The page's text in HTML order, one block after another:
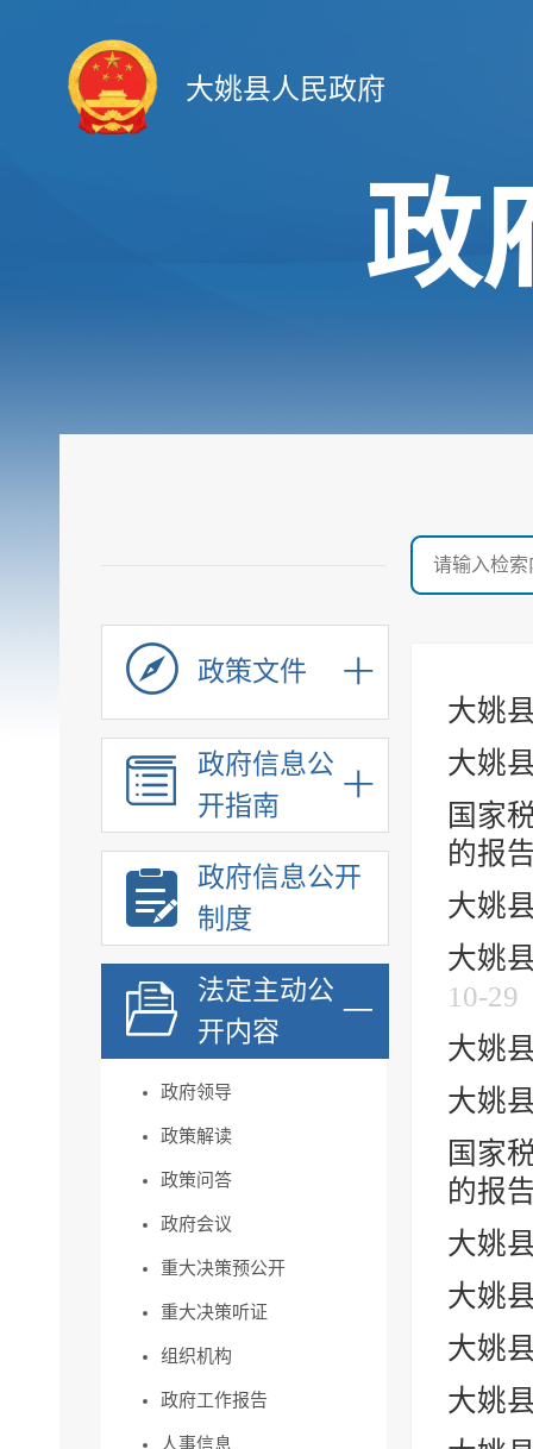
大姚县人民政府
政
政策文件
政府信息公
开指南
政府信息公开
制度
法定主动公
开内容
政府领导
政策解读
政策问答
政府会议
重大决策预公开
重大决策听证
组织机构
政府工作报告
人事信息
大姚
大姚
国家
的报
大姚
大姚
10-29
大姚
大姚
国家
的报
大姚
大姚
大姚
大姚